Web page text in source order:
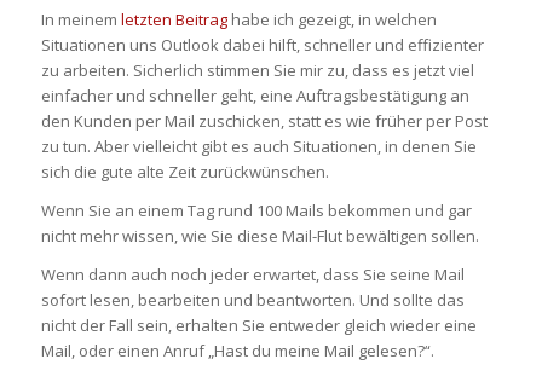
In meinem letzten Beitraghabe ich gezeigt, in welchen
Situationen uns Outlook dabei hilft, schneller und effizienter
zu arbeiten. Sicherlich stimmen Sie mir zu, dass es jetzt viel
einfacher und schneller geht, eine Auftragsbestätigung an
den Kunden per Mail zuschicken, statt es wie früher per Post
zu tun. Aber vielleicht gibt es auch Situationen, in denen Sie
sich die gute alte Zeit zurückwünschen.
Wenn Sie an einem Tag rund 100 Mails bekommen und gar
nicht mehr wissen, wie Sie diese Mail-Flut bewältigen sollen.
Wenn dann auch noch jeder erwartet, dass Sie seine Mail
sofort lesen, bearbeiten und beantworten. Und sollte das
nicht der Fall sein, erhalten Sie entweder gleich wieder eine
Mail, oder einen Anruf „Hast du meine Mail gelesen?“.